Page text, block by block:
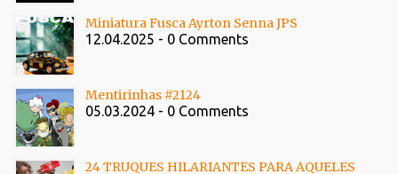
Miniatura Fusca Ayrton Senna JPS
12.04.2025 - 0 Comments
Mentirinhas #2124
05.03.2024 - 0 Comments
24 TRUQUES HILARIANTES PARA AQUELES